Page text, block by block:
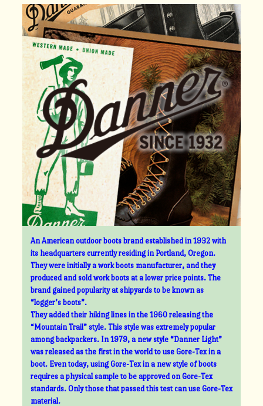
An American outdoor boots brand established in 1932 with
its headquarters currently residing in Portland, Oregon.
They were initially a work boots manufacturer, and they
produced and sold work boots at a lower price points. The
brand gained popularity at shipyards to be known as
“logger’s boots”.
They added their hiking lines in the 1960 releasing the
“Mountain Trail” style. This style was extremely popular
among backpackers. In 1979, a new style “Danner Light”
was released as the first in the world to use Gore-Tex in a
boot. Even today, using Gore-Tex in a new style of boots
requires a physical sample to be approved on Gore-Tex
standards. Only those that passed this test can use Gore-Tex
material.